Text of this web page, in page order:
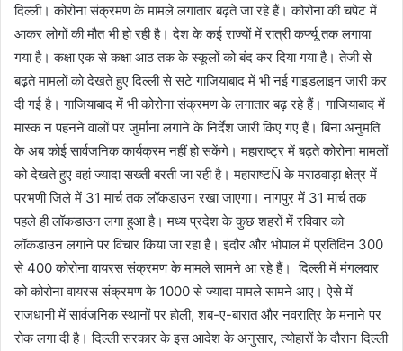
दिल्ली। कोरोना संक्रमण के मामले लगातार बढ़ते जा रहे हैं। कोरोना की चपेट में
आकर लोगों की मौत भी हो रही है। देश के कई राज्यों में रात्री कर्फ्यू तक लगाया
गया है। कक्षा एक से कक्षा आठ तक के स्कूलों को बंद कर दिया गया है। तेजी से
बढ़ते मामलों को देखते हुए दिल्ली से सटे गाजियाबाद में भी नई गाइडलाइन जारी कर
दी गई है। गाजियाबाद में भी कोरोना संक्रमण के लगातार बढ़ रहे हैं। गाजियाबाद में
मास्क न पहनने वालों पर जुर्माना लगाने के निर्देश जारी किए गए हैं। बिना अनुमति
के अब कोई सार्वजनिक कार्यक्रम नहीं हो सकेंगे। महाराष्ट्र में बढ़ते कोरोना मामलों
को देखते हुए वहां ज्यादा सख्ती बरती जा रही है। महाराष्टÑ के मराठवाड़ा क्षेत्र में
परभणी जिले में 31 मार्च तक लॉकडाउन रखा जाएगा। नागपुर में 31 मार्च तक
पहले ही लॉकडाउन लगा हुआ है। मध्य प्रदेश के कुछ शहरों में रविवार को
लॉकडाउन लगाने पर विचार किया जा रहा है। इंदौर और भोपाल में प्रतिदिन 300
से 400 कोरोना वायरस संक्रमण के मामले सामने आ रहे हैं। दिल्ली में मंगलवार
को कोरोना वायरस संक्रमण के 1000 से ज्यादा मामले सामने आए। ऐसे में
राजधानी में सार्वजनिक स्थानों पर होली, शब-ए-बारात और नवरात्रि के मनाने पर
रोक लगा दी है। दिल्ली सरकार के इस आदेश के अनुसार, त्योहारों के दौरान दिल्ली